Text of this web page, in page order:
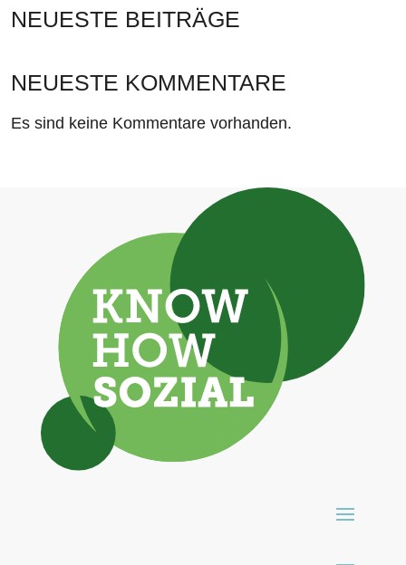
NEUESTE BEITRÄGE
NEUESTE KOMMENTARE
Es sind keine Kommentare vorhanden.